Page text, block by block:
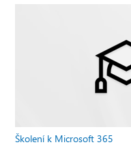
Školení k Microsoft 365